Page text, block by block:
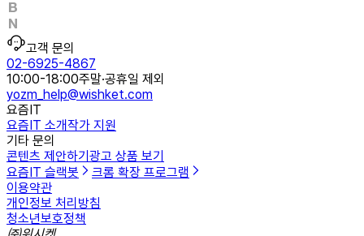
고객 문의
02-6925-4867
10:00-18:00주말·공휴일 제외
yozm_help@wishket.com
요즘IT
요즘IT 소개작가 지원
기타 문의
콘텐츠 제안하기 광고 상품 보기
요즘IT 슬랙봇
크롬 확장 프로그램
이용약관
개인정보 처리방침
청소년보호정책